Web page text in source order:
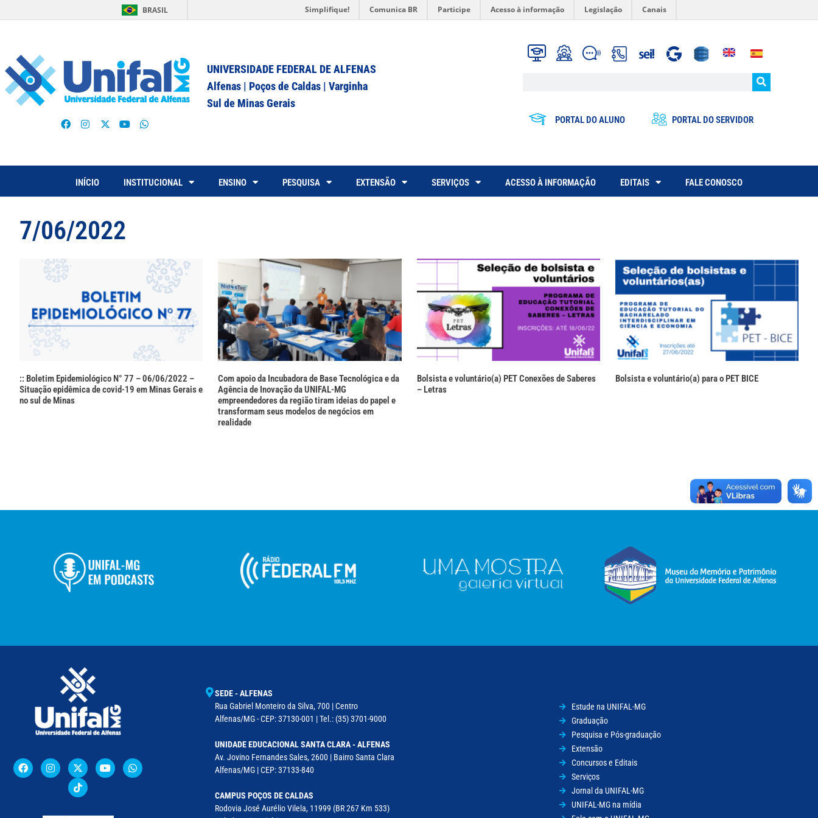
BRASIL Simplifique! Comunica BR Participe Acesso à informação Legislação Canais
UNIVERSIDADE FEDERAL DE ALFENAS
Alfenas | Poços de Caldas | Varginha
Sul de Minas Gerais
PORTAL DO ALUNO PORTAL DO SERVIDOR
INÍCIO INSTITUCIONAL ENSINO PESQUISA EXTENSÃO SERVIÇOS ACESSO À INFORMAÇÃO EDITAIS FALE CONOSCO
7/06/2022
:: Boletim Epidemiológico N° 77 – 06/06/2022 –
Situação epidêmica de covid-19 em Minas Gerais e
no sul de Minas
Com apoio da Incubadora de Base Tecnológica e da
Agência de Inovação da UNIFAL-MG
empreendedores da região tiram ideias do papel e
transformam seus modelos de negócios em
realidade
Bolsista e voluntário(a) PET Conexões de Saberes
– Letras
Bolsista e voluntário(a) para o PET BICE
SEDE - ALFENAS
Rua Gabriel Monteiro da Silva, 700 | Centro
Alfenas/MG - CEP: 37130-001 | Tel.: (35) 3701-9000
UNIDADE EDUCACIONAL SANTA CLARA - ALFENAS
Av. Jovino Fernandes Sales, 2600 | Bairro Santa Clara
Alfenas/MG | CEP: 37133-840
CAMPUS POÇOS DE CALDAS
Rodovia José Aurélio Vilela, 11999 (BR 267 Km 533)
Estude na UNIFAL-MG
Graduação
Pesquisa e Pós-graduação
Extensão
Concursos e Editais
Serviços
Jornal da UNIFAL-MG
UNIFAL-MG na mídia